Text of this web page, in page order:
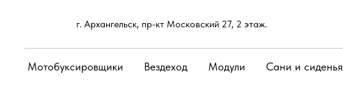
г. Архангельск, пр-кт Московский 27, 2 этаж.
Мотобуксировщики Вездеход Модули Сани и сиденья